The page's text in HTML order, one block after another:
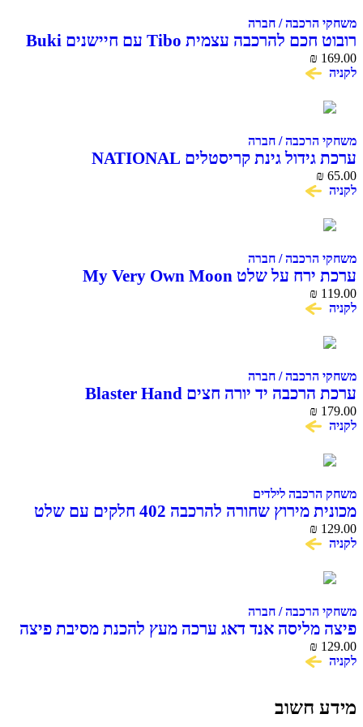
משחקי הרכבה / חברה
רובוט חכם להרכבה עצמית Tibo עם חיישנים Buki
France
₪ 169.00
לקניה
משחקי הרכבה / חברה
ערכת גידול גינת קריסטלים NATIONAL
GEOGRAPHIC CRYSTAL GARDEN
₪ 65.00
לקניה
משחקי הרכבה / חברה
ערכת ירח על שלט My Very Own Moon
₪ 119.00
לקניה
משחקי הרכבה / חברה
ערכת הרכבה יד יורה חצים Blaster Hand
₪ 179.00
לקניה
משחק הרכבה לילדים
מכונית מירוץ שחורה להרכבה 402 חלקים עם שלט
COME ALIVE
₪ 129.00
לקניה
משחקי הרכבה / חברה
פיצה מליסה אנד דאג ערכה מעץ להכנת מסיבת פיצה
₪ 129.00
לקניה
מידע חשוב